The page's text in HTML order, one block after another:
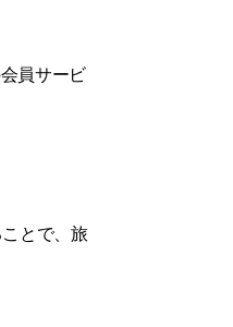
員サービ
とで、旅